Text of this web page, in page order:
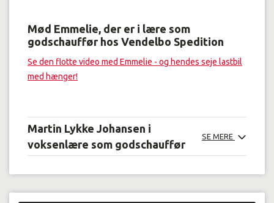
Mød Emmelie, der er i lære som
godschauffør hos Vendelbo Spedition
Se den flotte video med Emmelie - og hendes seje lastbil
med hænger!
Martin Lykke Johansen i
voksenlære som godschauffør
SE MERE